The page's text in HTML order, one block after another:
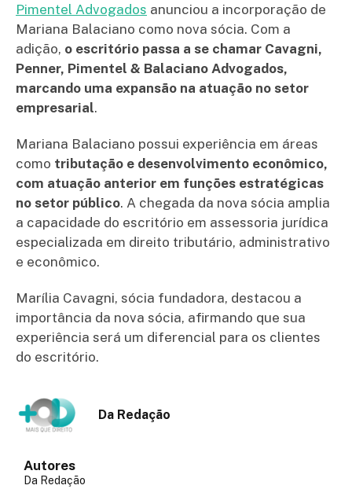
Pimentel Advogados anunciou a incorporação de
Mariana Balaciano como nova sócia. Com a
adição, o escritório passa a se chamar Cavagni,
Penner, Pimentel & Balaciano Advogados,
marcando uma expansão na atuação no setor
empresarial.
Mariana Balaciano possui experiência em áreas
como tributação e desenvolvimento econômico,
com atuação anterior em funções estratégicas
no setor público. A chegada da nova sócia amplia
a capacidade do escritório em assessoria jurídica
especializada em direito tributário, administrativo
e econômico.
Marília Cavagni, sócia fundadora, destacou a
importância da nova sócia, afirmando que sua
experiência será um diferencial para os clientes
do escritório.
Da Redação
Autores
Da Redação